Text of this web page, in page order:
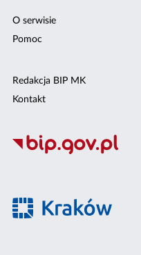
O serwisie
Pomoc
Redakcja BIP MK
Kontakt